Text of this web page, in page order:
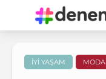
İYI YAŞAM MODA